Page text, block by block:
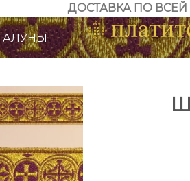
ДОСТАВКА ПО